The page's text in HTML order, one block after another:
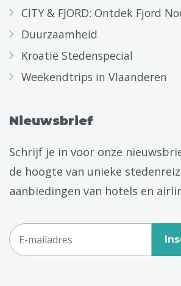
CITY & FJORD: Ontdek Fjord
Duurzaamheid
Kroatië Stedenspecial
Weekendtrips in Vlaanderen
Nieuwsbrief
Schrijf je in voor onze
de hoogte van unieke
aanbiedingen van hotels en